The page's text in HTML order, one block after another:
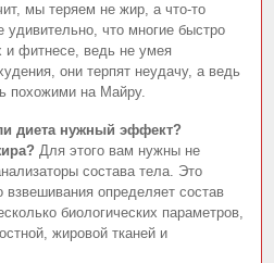
мы теряем не жир, а что-то
что многие быстро
и фитнесе, ведь не умея
они терпят неудачу, а ведь
похожими на Майру.
диета нужный эффект?
Для этого вам нужны не
состава тела. Это
взвешивания определяет состав
биологических параметров,
жировой тканей и